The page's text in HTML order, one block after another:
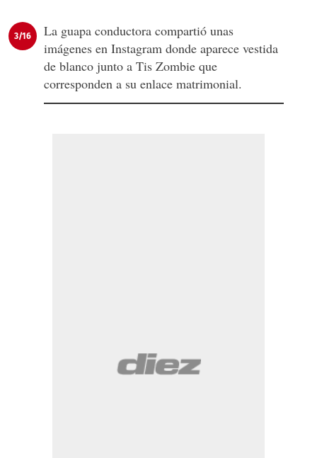
3/16
La guapa conductora compartió unas
imágenes en Instagram donde aparece vestida
de blanco junto a Tis Zombie que
corresponden a su enlace matrimonial.